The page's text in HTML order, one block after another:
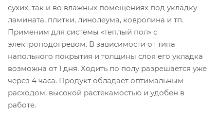
сухих, так и во влажных помещениях под укладку
ламината, плитки, линолеума, ковролина и тп.
Применим для системы «теплый пол» с
электроподогревом. В зависимости от типа
напольного покрытия и толщины слоя его укладка
возможна от 1 дня. Ходить по полу разрешается уже
через 4 часа. Продукт обладает оптимальным
расходом, высокой растекамостью и удобен в
работе.